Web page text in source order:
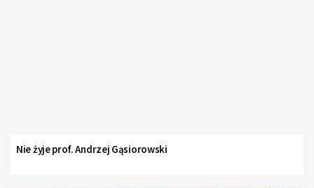
Nie żyje prof. Andrzej Gąsiorowski